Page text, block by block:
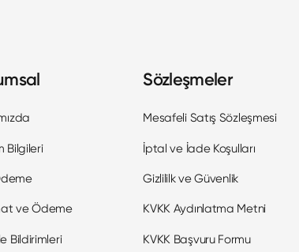
Bilgileri
ve Ödeme
Bildirimleri
Sözleşmeler
Mesafeli Satış Sözleşmesi
İptal ve İade Koşulları
Gizlililk ve Güvenlik
KVKK Aydınlatma Metni
KVKK Başvuru Formu